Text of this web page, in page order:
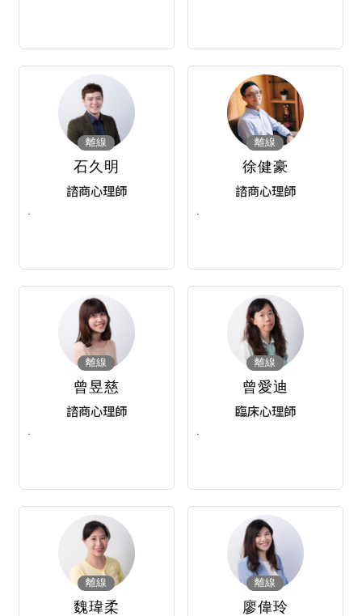
離線
石久明
諮商心理師
·
離線
徐健豪
諮商心理師
·
離線
曾昱慈
諮商心理師
·
離線
曾愛迪
臨床心理師
·
離線
魏瑋柔
離線
廖偉玲